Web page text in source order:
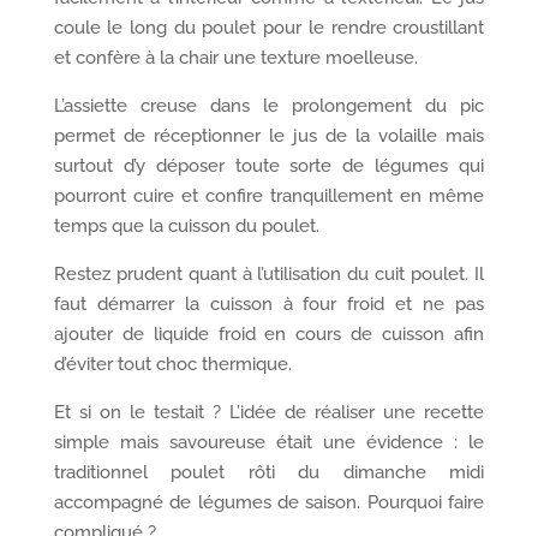
coule le long du poulet pour le rendre croustillant
et confère à la chair une texture moelleuse.
L’assiette creuse dans le prolongement du pic
permet de réceptionner le jus de la volaille mais
surtout d’y déposer toute sorte de légumes qui
pourront cuire et confire tranquillement en même
temps que la cuisson du poulet.
Restez prudent quant à l’utilisation du cuit poulet. Il
faut démarrer la cuisson à four froid et ne pas
ajouter de liquide froid en cours de cuisson afin
d’éviter tout choc thermique.
Et si on le testait ? L’idée de réaliser une recette
simple mais savoureuse était une évidence : le
traditionnel poulet rôti du dimanche midi
accompagné de légumes de saison. Pourquoi faire